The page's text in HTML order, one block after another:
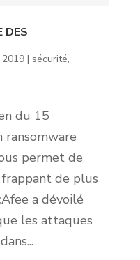
DES
| sécurité,
du 15
ransomware
permet de
de plus
a dévoilé
les attaques